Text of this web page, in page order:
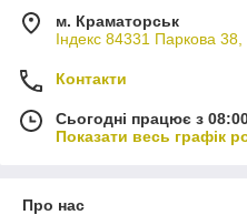
м. Краматорськ
Індекс 84331 Паркова
Контакти
Сьогодні працює з
Показати весь графік
Про нас